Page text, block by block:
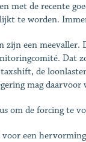
met de recente
te worden.
zijn een
Dat
de
mag daarvoor
om de forcing te
een